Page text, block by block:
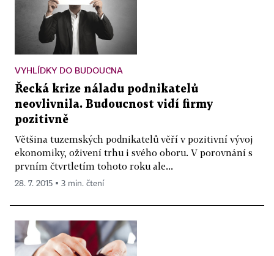
VYHLÍDKY DO BUDOUCNA
Řecká krize náladu podnikatelů
neovlivnila. Budoucnost vidí firmy
pozitivně
Většina tuzemských podnikatelů věří v pozitivní vývoj
ekonomiky, oživení trhu i svého oboru. V porovnání s
prvním čtvrtletím tohoto roku ale...
28. 7. 2015 ▪ 3 min. čtení